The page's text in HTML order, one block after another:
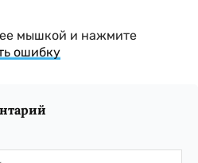
мышкой и нажмите
ошибку